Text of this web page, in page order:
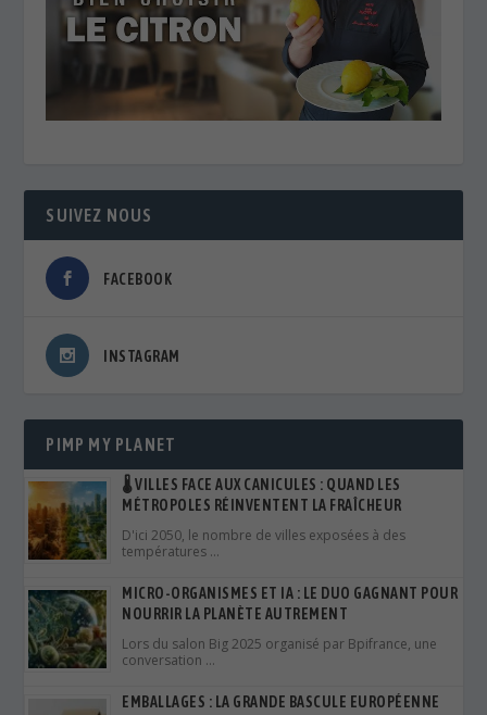
SUIVEZ NOUS
FACEBOOK
INSTAGRAM
PIMP MY PLANET
🌡️ VILLES FACE AUX CANICULES : QUAND LES
MÉTROPOLES RÉINVENTENT LA FRAÎCHEUR
D'ici 2050, le nombre de villes exposées à des
températures …
MICRO-ORGANISMES ET IA : LE DUO GAGNANT POUR
NOURRIR LA PLANÈTE AUTREMENT
Lors du salon Big 2025 organisé par Bpifrance, une
conversation …
EMBALLAGES : LA GRANDE BASCULE EUROPÉENNE